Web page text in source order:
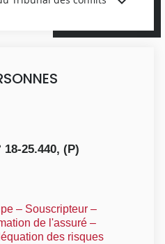
18-25.440, (P)
– Souscripteur –
de l'assuré –
des risques